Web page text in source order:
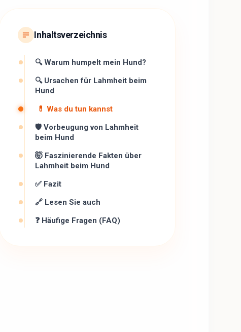
Inhaltsverzeichnis
🔍 Warum humpelt mein Hund?
🔍 Ursachen für Lahmheit beim
Hund
💊 Was du tun kannst
🛡 Vorbeugung von Lahmheit
beim Hund ️
🤯 Faszinierende Fakten über
Lahmheit beim Hund
✅ Fazit
🔗 Lesen Sie auch
❓ Häufige Fragen (FAQ)